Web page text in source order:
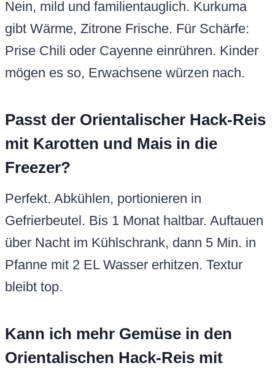
Nein, mild und familientauglich. Kurkuma
gibt Wärme, Zitrone Frische. Für Schärfe:
Prise Chili oder Cayenne einrühren. Kinder
mögen es so, Erwachsene würzen nach.
Passt der Orientalischer Hack-Reis
mit Karotten und Mais in die
Freezer?
Perfekt. Abkühlen, portionieren in
Gefrierbeutel. Bis 1 Monat haltbar. Auftauen
über Nacht im Kühlschrank, dann 5 Min. in
Pfanne mit 2 EL Wasser erhitzen. Textur
bleibt top.
Kann ich mehr Gemüse in den
Orientalischen Hack-Reis mit